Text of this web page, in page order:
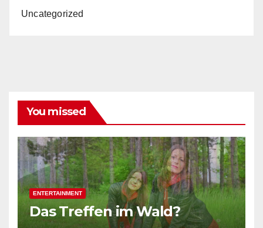
Uncategorized
You missed
ENTERTAINMENT
Das Treffen im Wald?